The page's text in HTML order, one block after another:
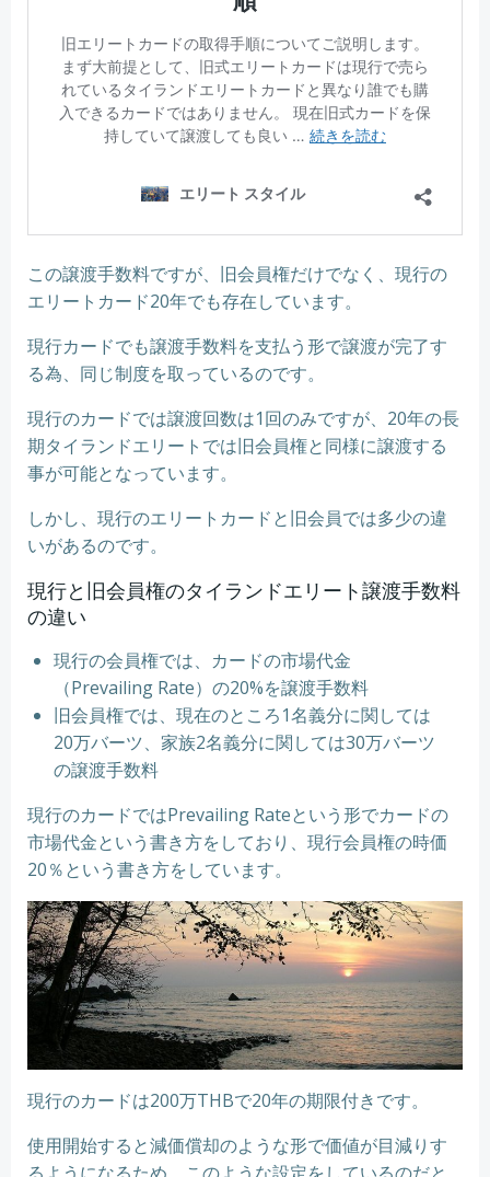
この譲渡手数料ですが、旧会員権だけでなく、現行の
エリートカード20年でも存在しています。
現行カードでも譲渡手数料を支払う形で譲渡が完了す
る為、同じ制度を取っているのです。
現行のカードでは譲渡回数は1回のみですが、20年の長
期タイランドエリートでは旧会員権と同様に譲渡する
事が可能となっています。
しかし、現行のエリートカードと旧会員では多少の違
いがあるのです。
現行と旧会員権のタイランドエリート譲渡手数料
の違い
現行の会員権では、カードの市場代金
（Prevailing Rate）の20%を譲渡手数料
旧会員権では、現在のところ1名義分に関しては
20万バーツ、家族2名義分に関しては30万バーツ
の譲渡手数料
現行のカードではPrevailing Rateという形でカードの
市場代金という書き方をしており、現行会員権の時価
20％という書き方をしています。
現行のカードは200万THBで20年の期限付きです。
使用開始すると減価償却のような形で価値が目減りす